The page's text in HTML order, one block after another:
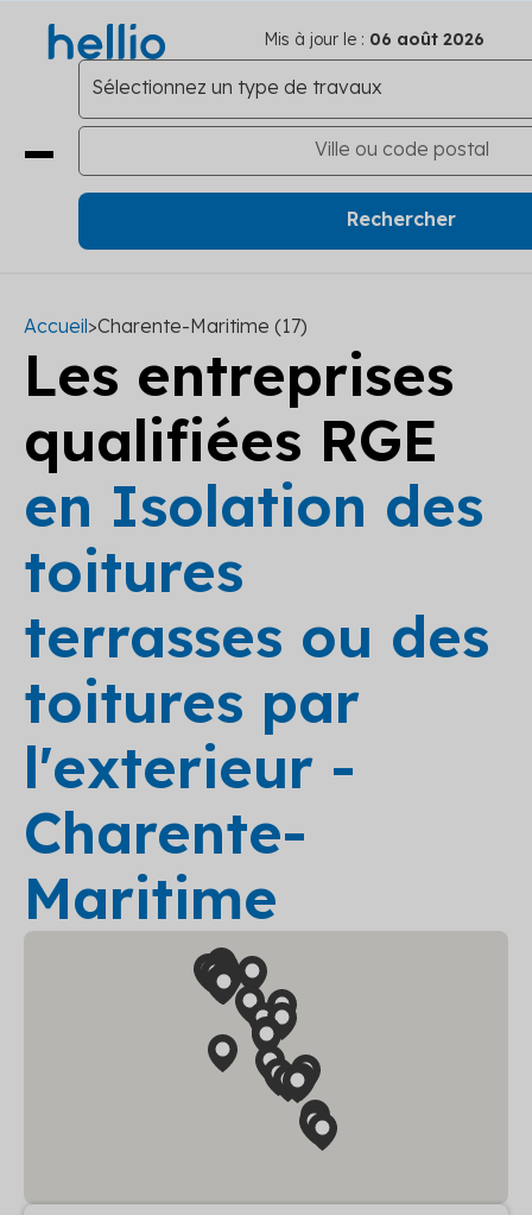
Mis à jour le : 06 août 2026
Accueil>Charente-Maritime (17)
Les entreprises
qualifiées RGE
en Isolation des
toitures
terrasses ou des
toitures par
l'exterieur -
Charente-
Maritime